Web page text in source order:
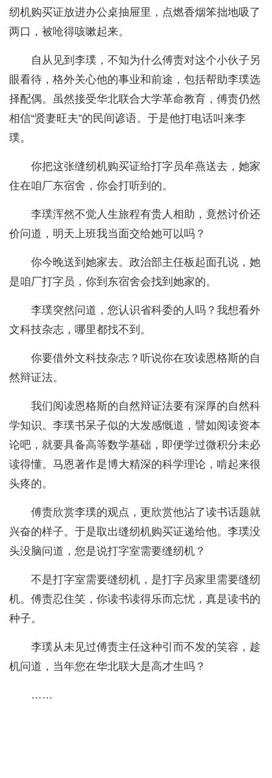
纫机购买证放进办公桌抽屉里，点燃香烟笨拙地吸了
两口，被呛得咳嗽起来。
自从见到李璞，不知为什么傅责对这个小伙子另
眼看待，格外关心他的事业和前途，包括帮助李璞选
择配偶。虽然接受华北联合大学革命教育，傅责仍然
相信“贤妻旺夫”的民间谚语。于是他打电话叫来李
璞。
你把这张缝纫机购买证给打字员牟燕送去，她家
住在咱厂东宿舍，你会打听到的。
李璞浑然不觉人生旅程有贵人相助，竟然讨价还
价问道，明天上班我当面交给她可以吗？
你今晚送到她家去。政治部主任板起面孔说，她
是咱厂打字员，你到东宿舍会找到她家的。
李璞突然问道，您认识省科委的人吗？我想看外
文科技杂志，哪里都找不到。
你要借外文科技杂志？听说你在攻读恩格斯的自
然辩证法。
我们阅读恩格斯的自然辩证法要有深厚的自然科
学知识。李璞书呆子似的大发感慨道，譬如阅读资本
论吧，就要具备高等数学基础，即便学过微积分未必
读得懂。马恩著作是博大精深的科学理论，啃起来很
头疼的。
傅责欣赏李璞的观点，更欣赏他沾了读书话题就
兴奋的样子。于是取出缝纫机购买证递给他。李璞没
头没脑问道，您是说打字室需要缝纫机？
不是打字室需要缝纫机，是打字员家里需要缝纫
机。傅责忍住笑，你读书读得乐而忘忧，真是读书的
种子。
李璞从未见过傅责主任这种引而不发的笑容，趁
机问道，当年您在华北联大是高才生吗？
……